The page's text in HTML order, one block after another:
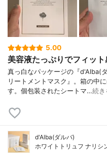
5.00
美容液たっぷりでフィッ
真っ白なパッケージの『d'Alba(
リートメントマスク』。箱の中
す。個包装されたシートマ…続き
d'Alba(ダルバ)
ホワイトトリュフ ナリシ